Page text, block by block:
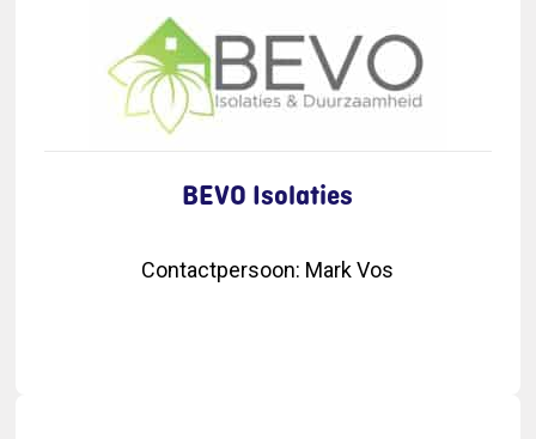
BEVO Isolaties
Contactpersoon: Mark Vos